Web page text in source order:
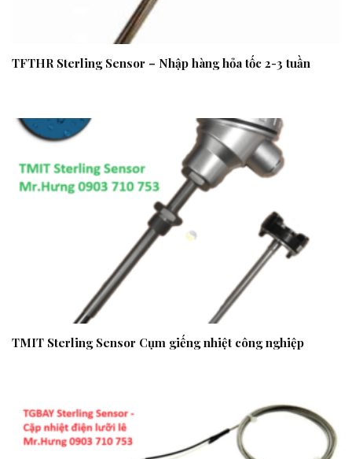
TFTHR Sterling Sensor – Nhập hàng hỏa tốc 2-3 tuần
TMIT Sterling Sensor Cụm giếng nhiệt công nghiệp